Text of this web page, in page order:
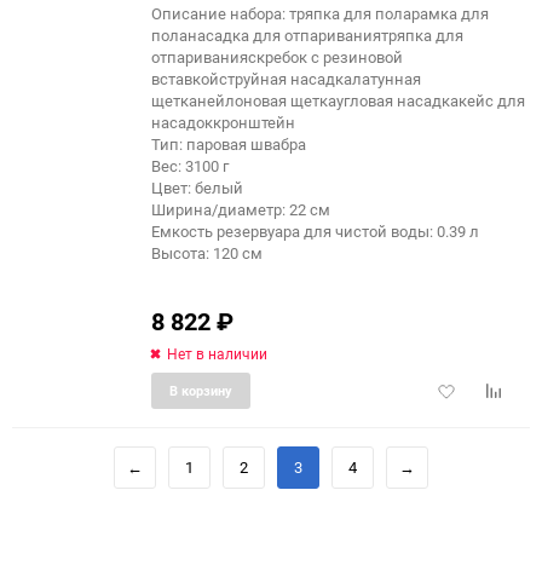
Описание набора: тряпка для поларамка для
поланасадка для отпариваниятряпка для
отпариванияскребок с резиновой
вставкойструйная насадкалатунная
щетканейлоновая щеткаугловая насадкакейс для
насадоккронштейн
Тип: паровая швабра
Вес: 3100 г
Цвет: белый
Ширина/диаметр: 22 см
Емкость резервуара для чистой воды: 0.39 л
Высота: 120 см
8 822₽
Нет в наличии
Добавить
В корзину
← 1 2 3 4 →